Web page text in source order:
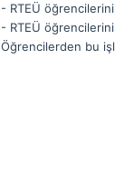
- RTEÜ
- RTEÜ
Öğrencilerden bu